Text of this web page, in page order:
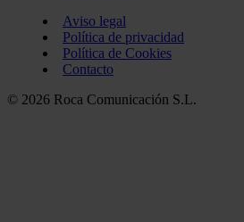
Aviso legal
Política de privacidad
Política de Cookies
Contacto
© 2026 Roca Comunicación S.L.